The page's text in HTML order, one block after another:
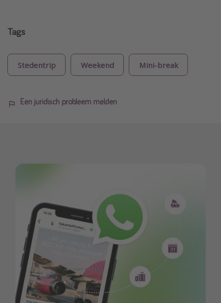
Tags
Stedentrip Weekend Mini-break
Een juridisch probleem melden